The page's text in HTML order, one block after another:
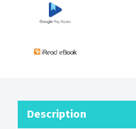
Description